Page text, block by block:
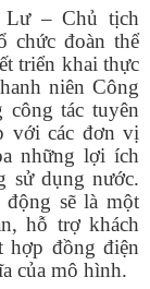
– Chủ tịch
chức đoàn thể
triển khai thực
niên Công
tác tuyên
với các đơn vị
những lợi ích
sử dụng nước.
sẽ là một
hỗ trợ khách
hợp đồng điện
của mô hình.